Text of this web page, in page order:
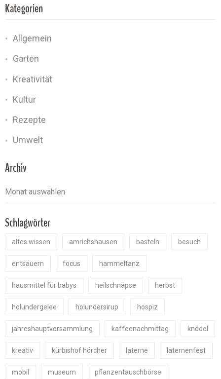
Kategorien
Allgemein
Garten
Kreativität
Kultur
Rezepte
Umwelt
Archiv
Schlagwörter
altes wissen amrichshausen basteln besuch
entsäuern focus hammeltanz
hausmittel für babys heilschnäpse herbst
holundergelee holundersirup hospiz
jahreshauptversammlung kaffeenachmittag knödel
kreativ kürbishof hörcher laterne laternenfest
mobil museum pflanzentauschbörse